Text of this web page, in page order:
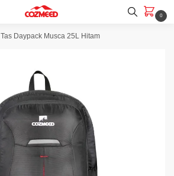
0
Tas Daypack Musca 25L Hitam